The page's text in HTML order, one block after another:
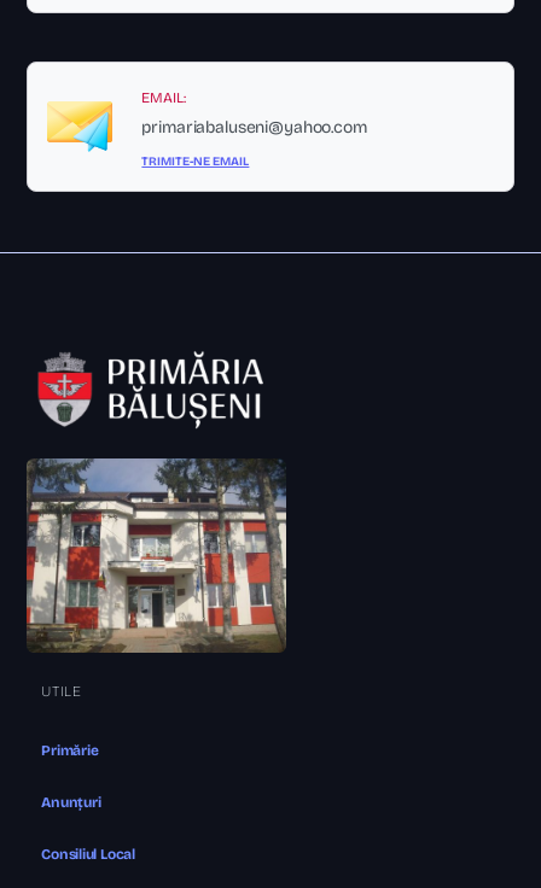
EMAIL:
primariabaluseni@yahoo.com
TRIMITE-NE EMAIL
UTILE
Primărie
Anunțuri
Consiliul Local